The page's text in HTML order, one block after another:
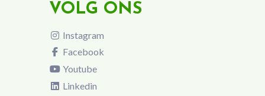
VOLG ONS
Instagram
Facebook
Youtube
Linkedin